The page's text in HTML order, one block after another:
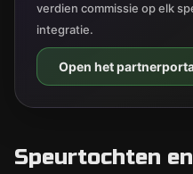
verdien commissie op elk
integratie.
Open het
Speurtochten